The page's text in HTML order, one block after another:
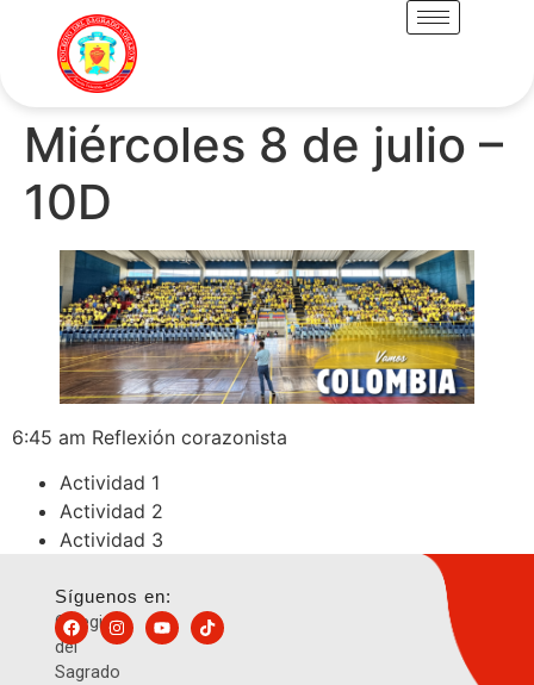
Miércoles 8 de julio –
10D
6:45 am Reflexión corazonista
Actividad 1
Actividad 2
Actividad 3
Colegio
del
Sagrado
Síguenos en: